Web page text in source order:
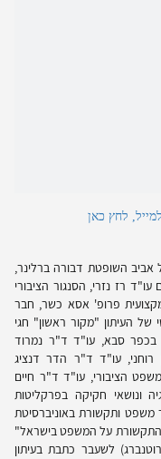
לחץ כאן
השופטת דבורה ברלינר,
רז נזרי, הסנגור הציבורי
פרופ' אסא כשר, חבר
העיתון "מקור ראשון" חגי
סבא, עו"ד ד"ר נמרוד
רוחני, עו"ד ד"ר הדר דנציג
הציבורי, עו"ד ד"ר חיים
ונושאי חקיקה בפרקליטות
ותקשורת באוניברסיטת
התקשורת על המשפט בישראל"
לשעבר כתבת בעיתון